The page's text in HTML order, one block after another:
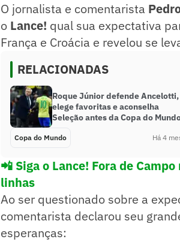
O jornalista e comentarista
o Lance! qual sua expectativa
França e Croácia e revelou se
RELACIONADAS
Roque Júnior defende Ancelotti,
elege favoritas e aconselha
Seleção antes da Copa do
Copa do Mundo Há 4
📲 Siga o Lance! Fora de
linhas
Ao ser questionado sobre a
comentarista declarou seu
esperanças: